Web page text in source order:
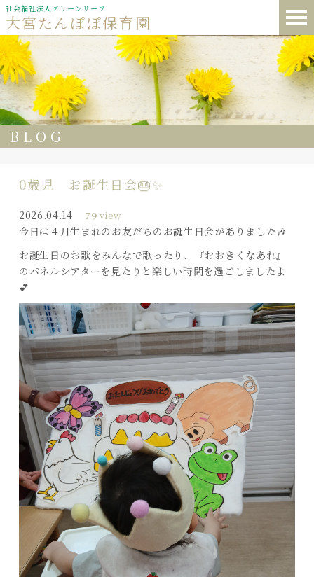
社会福祉法人グリーンリーフ
大宮たんぽぽ保育園
BLOG
0歳児 お誕生日会🎂✨
2026.04.14 79 view
今日は４月生まれのお友だちのお誕生日会がありました🎶
お誕生日のお歌をみんなで歌ったり、『おおきくなあれ』
のパネルシアターを見たりと楽しい時間を過ごしましたよ
💕